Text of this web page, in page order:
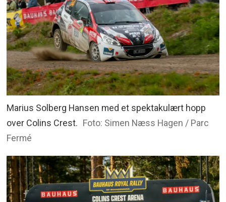
Marius Solberg Hansen med et spektakulært hopp
over Colins Crest. Foto: Simen Næss Hagen / Parc
Fermé